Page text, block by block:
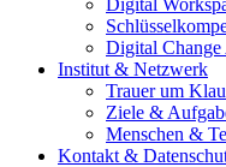
Digital
Digital Change
Institut & Netzwerk
Trauer um
Ziele &
Menschen &
Kontakt &